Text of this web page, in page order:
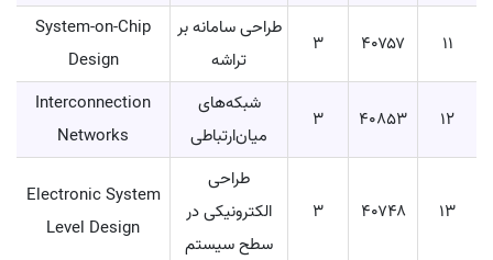
11 ۴۰۷۵۷ ۳
طراحی سامانه بر
تراشه
System-on-Chip
Design
12 ۴۰۸۵۳ ۳
شبکه‌های
میان‌ارتباطی
Interconnection
Networks
13 ۴۰۷۴۸ ۳
طراحی
الکترونیکی در
سطح سیستم
Electronic System
Level Design